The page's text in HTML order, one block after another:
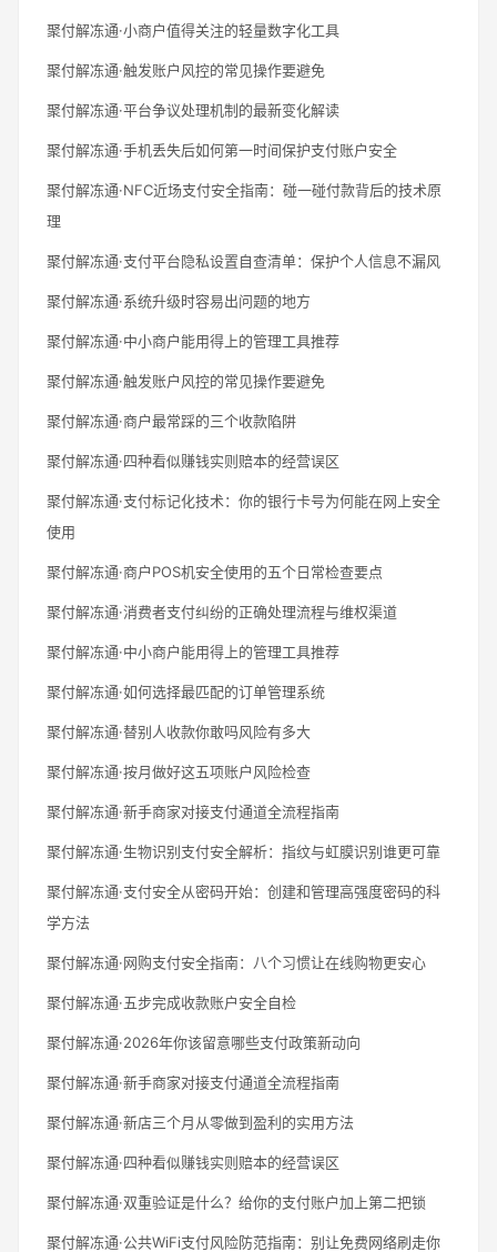
聚付解冻通·小商户值得关注的轻量数字化工具
聚付解冻通·触发账户风控的常见操作要避免
聚付解冻通·平台争议处理机制的最新变化解读
聚付解冻通·手机丢失后如何第一时间保护支付账户安全
聚付解冻通·NFC近场支付安全指南：碰一碰付款背后的技术原
理
聚付解冻通·支付平台隐私设置自查清单：保护个人信息不漏风
聚付解冻通·系统升级时容易出问题的地方
聚付解冻通·中小商户能用得上的管理工具推荐
聚付解冻通·触发账户风控的常见操作要避免
聚付解冻通·商户最常踩的三个收款陷阱
聚付解冻通·四种看似赚钱实则赔本的经营误区
聚付解冻通·支付标记化技术：你的银行卡号为何能在网上安全
使用
聚付解冻通·商户POS机安全使用的五个日常检查要点
聚付解冻通·消费者支付纠纷的正确处理流程与维权渠道
聚付解冻通·中小商户能用得上的管理工具推荐
聚付解冻通·如何选择最匹配的订单管理系统
聚付解冻通·替别人收款你敢吗风险有多大
聚付解冻通·按月做好这五项账户风险检查
聚付解冻通·新手商家对接支付通道全流程指南
聚付解冻通·生物识别支付安全解析：指纹与虹膜识别谁更可靠
聚付解冻通·支付安全从密码开始：创建和管理高强度密码的科
学方法
聚付解冻通·网购支付安全指南：八个习惯让在线购物更安心
聚付解冻通·五步完成收款账户安全自检
聚付解冻通·2026年你该留意哪些支付政策新动向
聚付解冻通·新手商家对接支付通道全流程指南
聚付解冻通·新店三个月从零做到盈利的实用方法
聚付解冻通·四种看似赚钱实则赔本的经营误区
聚付解冻通·双重验证是什么？给你的支付账户加上第二把锁
聚付解冻通·公共WiFi支付风险防范指南：别让免费网络刷走你